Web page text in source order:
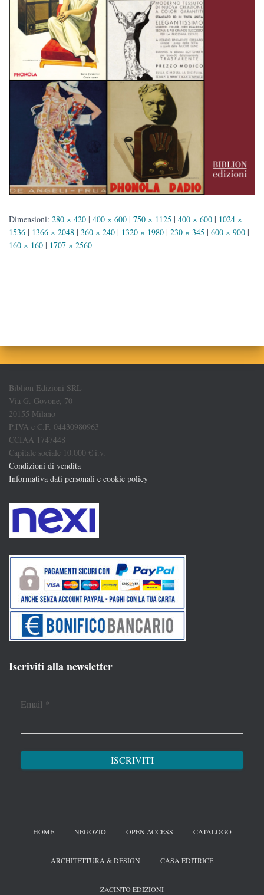
Dimensioni: 280 × 420 | 400 × 600 | 750 × 1125 | 400 × 600 | 1024 ×
1536 | 1366 × 2048 | 360 × 240 | 1320 × 1980 | 230 × 345 | 600 × 900 |
160 × 160 | 1707 × 2560
Biblion Edizioni SRL
Via G. Govone, 70
20155 Milano
P.IVA e C.F. 04430980963
CCIAA 1747448
Capitale sociale 10.000 € i.v.
Condizioni di vendita
Informativa dati personali e cookie policy
Iscriviti alla newsletter
Email *
HOME NEGOZIO OPEN ACCESS CATALOGO
ARCHITETTURA & DESIGN CASA EDITRICE
ZACINTO EDIZIONI